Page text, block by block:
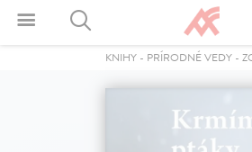
KNIHY - PRÍRODNÉ VEDY -